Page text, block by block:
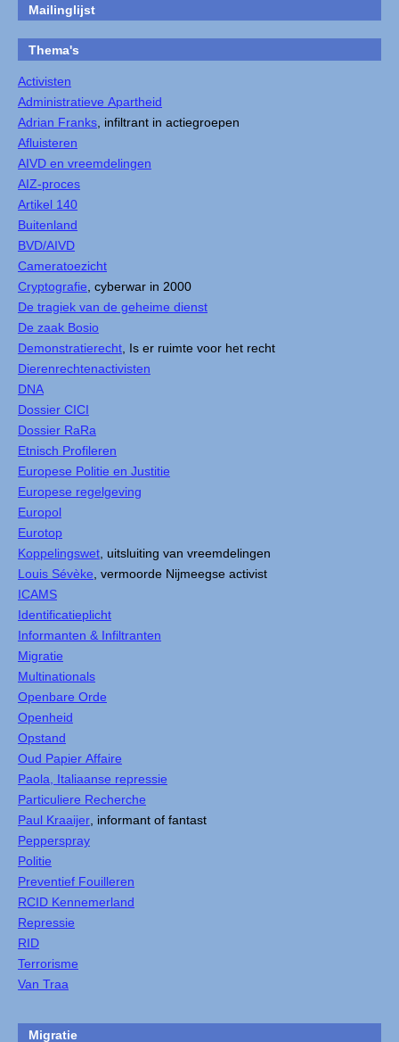
Mailinglijst
Thema's
Activisten
Administratieve Apartheid
Adrian Franks , infiltrant in actiegroepen
Afluisteren
AIVD en vreemdelingen
AIZ-proces
Artikel 140
Buitenland
BVD/AIVD
Cameratoezicht
Cryptografie , cyberwar in 2000
De tragiek van de geheime dienst
De zaak Bosio
Demonstratierecht , Is er ruimte voor het recht
Dierenrechtenactivisten
DNA
Dossier CICI
Dossier RaRa
Etnisch Profileren
Europese Politie en Justitie
Europese regelgeving
Europol
Eurotop
Koppelingswet , uitsluiting van vreemdelingen
Louis Sévèke , vermoorde Nijmeegse activist
ICAMS
Identificatieplicht
Informanten & Infiltranten
Migratie
Multinationals
Openbare Orde
Openheid
Opstand
Oud Papier Affaire
Paola, Italiaanse repressie
Particuliere Recherche
Paul Kraaijer , informant of fantast
Pepperspray
Politie
Preventief Fouilleren
RCID Kennemerland
Repressie
RID
Terrorisme
Van Traa
Migratie